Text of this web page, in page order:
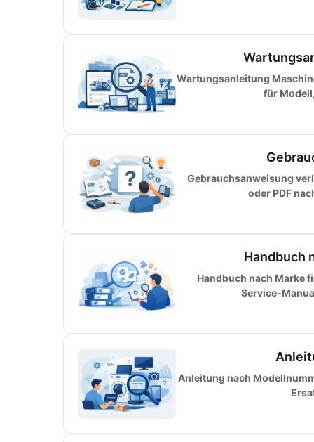
Wartungsanleitung
für
Gebrauchsanweisung
oder PDF
Handbuch
Handbuch nach Marke
Service-
Anleitung nach